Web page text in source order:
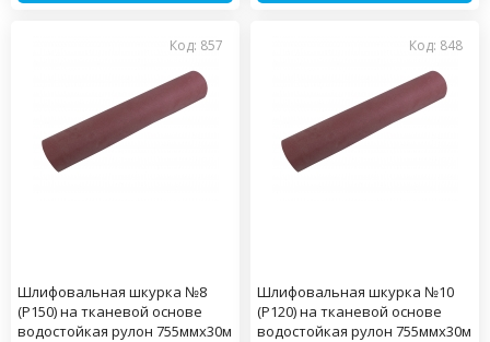
Код: 857
Шлифовальная шкурка №8
(Р150) на тканевой основе
водостойкая рулон 755ммх30м
Код: 848
Шлифовальная шкурка №10
(Р120) на тканевой основе
водостойкая рулон 755ммх30м